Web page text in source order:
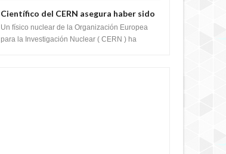
Científico del CERN asegura haber sido
ayudado por seres de luz durante una
prueba del Colisionador de Hadrones
Un físico nuclear de la Organización Europea
para la Investigación Nuclear ( CERN ) ha